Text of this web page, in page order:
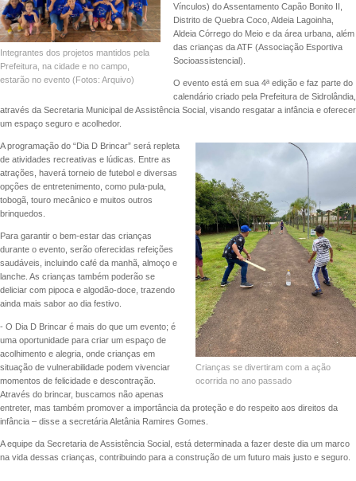
Integrantes dos projetos mantidos pela
Prefeitura, na cidade e no campo,
estarão no evento (Fotos: Arquivo)
Vínculos) do Assentamento Capão Bonito II,
Distrito de Quebra Coco, Aldeia Lagoinha,
Aldeia Córrego do Meio e da área urbana, além
das crianças da ATF (Associação Esportiva
Socioassistencial).
O evento está em sua 4ª edição e faz parte do
calendário criado pela Prefeitura de Sidrolândia,
através da Secretaria Municipal de Assistência Social, visando resgatar a infância e oferecer
um espaço seguro e acolhedor.
Crianças se divertiram com a ação
ocorrida no ano passado
A programação do “Dia D Brincar” será repleta
de atividades recreativas e lúdicas. Entre as
atrações, haverá torneio de futebol e diversas
opções de entretenimento, como pula-pula,
tobogã, touro mecânico e muitos outros
brinquedos.
Para garantir o bem-estar das crianças
durante o evento, serão oferecidas refeições
saudáveis, incluindo café da manhã, almoço e
lanche. As crianças também poderão se
deliciar com pipoca e algodão-doce, trazendo
ainda mais sabor ao dia festivo.
- O Dia D Brincar é mais do que um evento; é
uma oportunidade para criar um espaço de
acolhimento e alegria, onde crianças em
situação de vulnerabilidade podem vivenciar
momentos de felicidade e descontração.
Através do brincar, buscamos não apenas
entreter, mas também promover a importância da proteção e do respeito aos direitos da
infância – disse a secretária Aletânia Ramires Gomes.
A equipe da Secretaria de Assistência Social, está determinada a fazer deste dia um marco
na vida dessas crianças, contribuindo para a construção de um futuro mais justo e seguro.